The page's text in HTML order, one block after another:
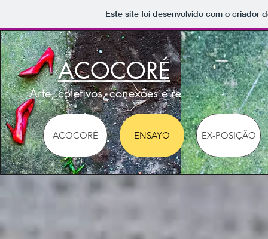
Este site foi desenvolvido com o criador
ACOCORÉ
Arte, coletivos, conexões e redes
ACOCORÉ ENSAYO EX-POSIÇÃO